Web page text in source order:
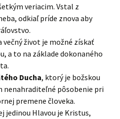
veriacim. Vstal z
odkiaľ príde znova aby
večný život je možné získať
a to na základe dokonaného
Ducha, ktorý je božskou
nenahraditeľné pôsobenie pri
premene človeka.
jedinou Hlavou je Kristus,